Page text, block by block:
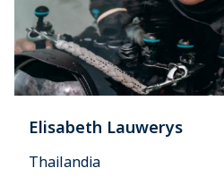
Elisabeth Lauwerys
Thailandia